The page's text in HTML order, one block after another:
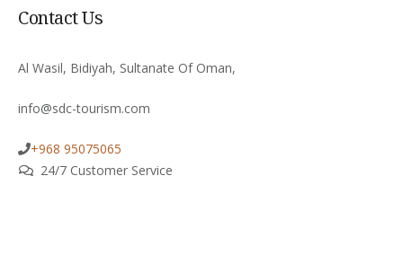
Contact Us
Al Wasil, Bidiyah, Sultanate Of Oman,
info@sdc-tourism.com
+968 95075065
24/7 Customer Service